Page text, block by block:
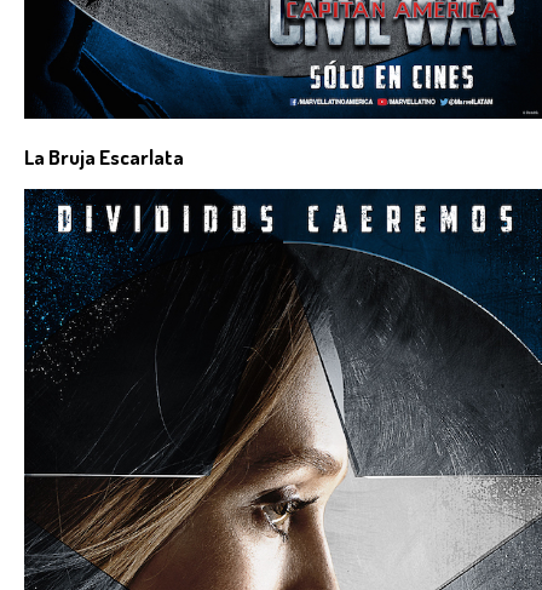
La Bruja Escarlata